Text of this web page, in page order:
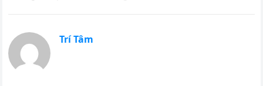
Trí Tâm